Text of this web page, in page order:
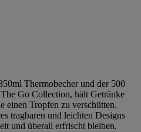
Thermobecher und der 500
Go Collection, hält Getränke
einen Tropfen zu verschütten.
tragbaren und leichten Designs
und überall erfrischt bleiben.